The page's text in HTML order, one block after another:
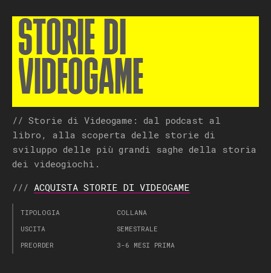
STORIE DI
VIDEOGAME
// Storie di Videogame: dal podcast al
libro, alla scoperta delle storie di
sviluppo delle più grandi saghe della storia
dei videogiochi.
/// ACQUISTA STORIE DI VIDEOGAME
TIPOLOGIA
COLLANA
USCITA
SEMESTRALE
PREORDER
3-6 MESI PRIMA